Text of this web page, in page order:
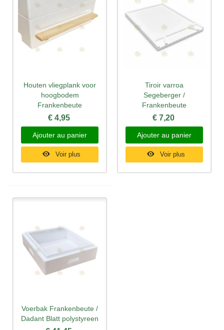
Houten vliegplank voor
hoogbodem
Frankenbeute
€ 4,95
Ajouter au panier
Voir plus
Tiroir varroa
Segeberger /
Frankenbeute
€ 7,20
Ajouter au panier
Voir plus
Voerbak Frankenbeute /
Dadant Blatt polystyreen